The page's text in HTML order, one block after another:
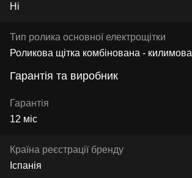
Ні
Тип ролика основної електрощітки
Роликова щітка комбінована - килимова
Гарантія та виробник
Гарантія
12 міс
Країна реєстрації бренду
Іспанія